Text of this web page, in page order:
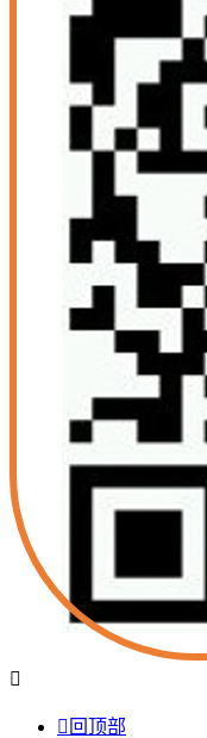

 回顶部